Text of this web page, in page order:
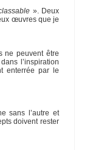
». Deux
œuvres que je
ne peuvent être
l’inspiration
enterrée par le
sans l’autre et
doivent rester